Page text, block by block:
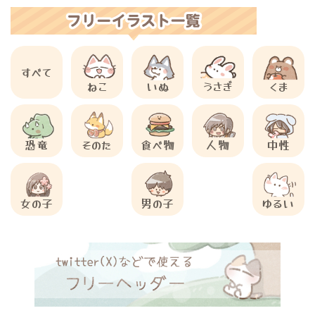
すべて
ねこ
いぬ うさぎ くま
恐竜 そのた 食べ物 人物 中性
女の子 男の子 ゆるい